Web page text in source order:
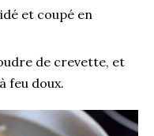
et coupé en
de crevette, et
feu doux.